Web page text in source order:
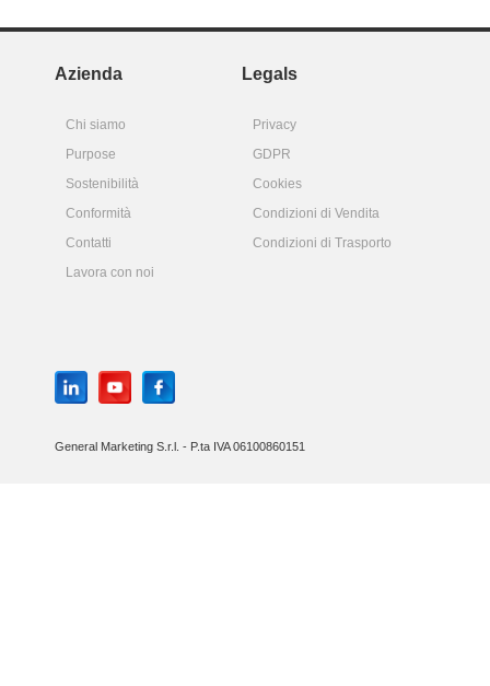
Azienda Legals
Chi siamo
Privacy
Purpose
GDPR
Sostenibilità
Cookies
Conformità
Condizioni di Vendita
Contatti
Condizioni di Trasporto
Lavora con noi
General Marketing S.r.l. - P.ta IVA 06100860151